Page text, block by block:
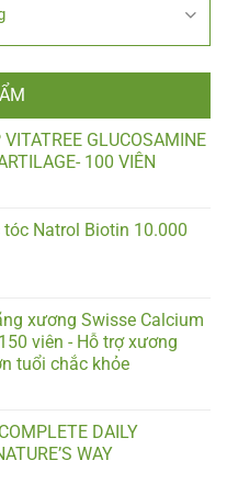
GLUCOSAMINE
100 VIÊN
Natrol Biotin 10.000
xương Swisse Calcium
viên - Hỗ trợ xương
tuổi chắc khỏe
DAILY
WAY